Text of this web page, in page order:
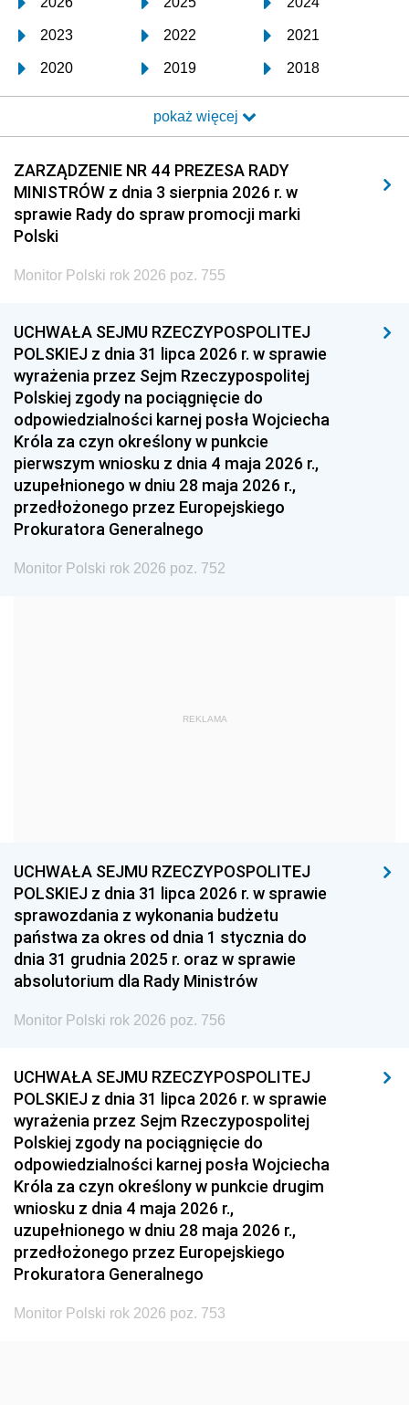
2023 2022 2021
2020 2019 2018
2017 2016 2015
2014 2013 2012
2011 2010 2009
2008 2007 2006
2005
1996 1995 1994
1993 1992 1991
1990 1989
1987 1986 1985
1984 1983 1982
1981 1980 1979
1978 1977
1975 1974
1959
1939 1938 1937
1936 1930
pokaż więcej
ZARZĄDZENIE NR 44 PREZESA RADY
MINISTRÓW z dnia 3 sierpnia 2026 r. w
sprawie Rady do spraw promocji marki
Polski
Monitor Polski rok 2026 poz. 755
UCHWAŁA SEJMU RZECZYPOSPOLITEJ
POLSKIEJ z dnia 31 lipca 2026 r. w sprawie
wyrażenia przez Sejm Rzeczypospolitej
Polskiej zgody na pociągnięcie do
odpowiedzialności karnej posła Wojciecha
Króla za czyn określony w punkcie
pierwszym wniosku z dnia 4 maja 2026 r.,
uzupełnionego w dniu 28 maja 2026 r.,
przedłożonego przez Europejskiego
Prokuratora Generalnego
Monitor Polski rok 2026 poz. 752
REKLAMA
UCHWAŁA SEJMU RZECZYPOSPOLITEJ
POLSKIEJ z dnia 31 lipca 2026 r. w sprawie
sprawozdania z wykonania budżetu
państwa za okres od dnia 1 stycznia do
dnia 31 grudnia 2025 r. oraz w sprawie
absolutorium dla Rady Ministrów
Monitor Polski rok 2026 poz. 756
UCHWAŁA SEJMU RZECZYPOSPOLITEJ
POLSKIEJ z dnia 31 lipca 2026 r. w sprawie
wyrażenia przez Sejm Rzeczypospolitej
Polskiej zgody na pociągnięcie do
odpowiedzialności karnej posła Wojciecha
Króla za czyn określony w punkcie drugim
wniosku z dnia 4 maja 2026 r.,
uzupełnionego w dniu 28 maja 2026 r.,
przedłożonego przez Europejskiego
Prokuratora Generalnego
Monitor Polski rok 2026 poz. 753